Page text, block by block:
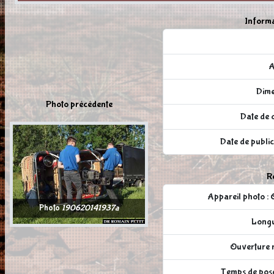
Photo précédente
Photo190620141937a
Date de
Date de
Appareil photo :
Ouverture
Temps de